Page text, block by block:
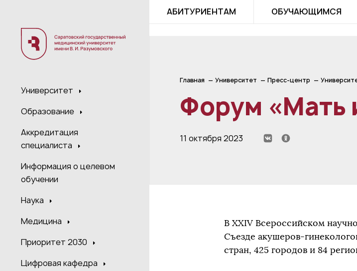
Университет
Образование
Аккредитация
специалиста
Информация о целевом
обучении
Наука
Медицина
Приоритет 2030
Цифровая кафедра
АБИТУРИЕНТАМ ОБУЧАЮЩИМСЯ
Главная Университет Пресс-центр
Форум «Мать
11 октября 2023
В ХХIV Всероссийском
Съезде акушеров-
стран, 425 городов и 84